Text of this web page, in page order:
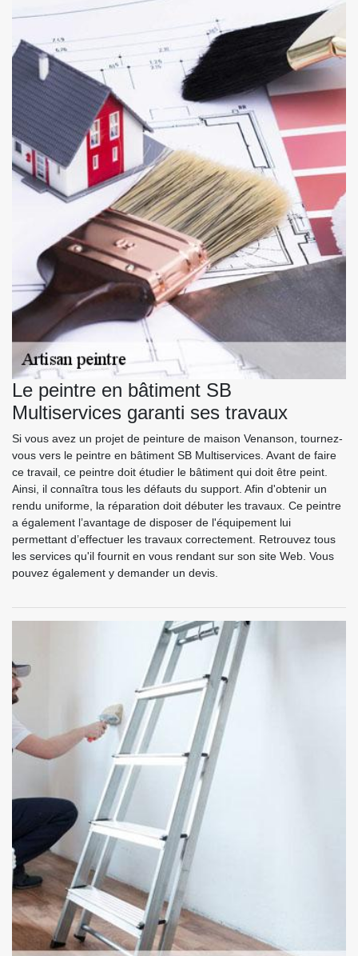
Le peintre en bâtiment SB
Multiservices garanti ses travaux
Si vous avez un projet de peinture de maison Venanson, tournez-
vous vers le peintre en bâtiment SB Multiservices. Avant de faire
ce travail, ce peintre doit étudier le bâtiment qui doit être peint.
Ainsi, il connaîtra tous les défauts du support. Afin d'obtenir un
rendu uniforme, la réparation doit débuter les travaux. Ce peintre
a également l’avantage de disposer de l'équipement lui
permettant d’effectuer les travaux correctement. Retrouvez tous
les services qu'il fournit en vous rendant sur son site Web. Vous
pouvez également y demander un devis.